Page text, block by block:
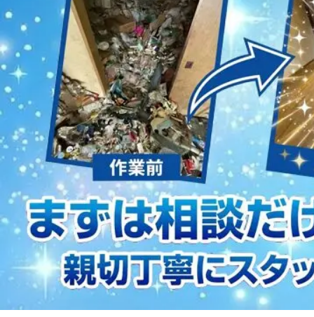
2023/01/12
買取・片付けのアイワクリーン
2023/07/24
中日新聞 岐阜版「空き家対策SOS」コーナーに掲載いただきまし…